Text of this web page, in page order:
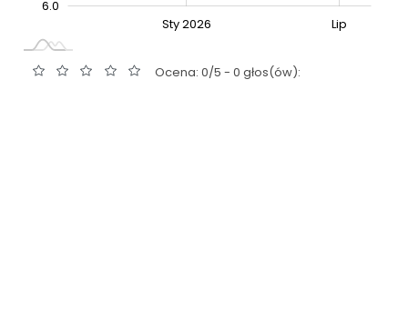
6.0
Sty 2026 Lip
Ocena: 0/5 - 0 głos(ów):